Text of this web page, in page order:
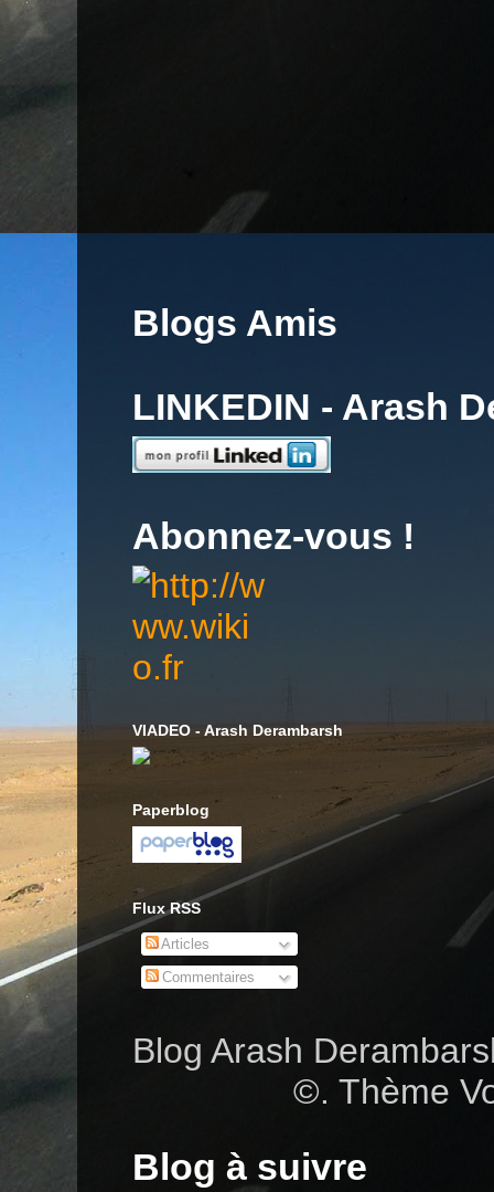
Blogs Amis
LINKEDIN - Arash
Abonnez-vous !
VIADEO - Arash Derambarsh
Paperblog
Flux RSS
Articles
Commentaires
Blog Arash
©. Thème
Blog à suivre